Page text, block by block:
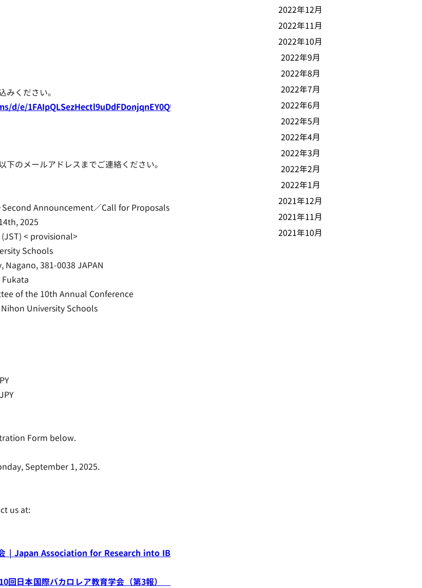
みください。
e/1FAIpQLSezHectl9uDdFDonjqnEY0QUbYXXP3Vs0QLvlPf_e-
のメールアドレスまでご連絡ください。
Announcement／Call for Proposals
2025
(JST) < provisional>
Schools
381-0038 JAPAN
Fukata
of the 10th Annual Conference
University Schools
Form below.
September 1, 2025.
us at:
| Japan Association for Research into IB
回日本国際バカロレア教育学会（第3報）
2022年12月
2022年11月
2022年10月
2022年9月
2022年8月
2022年7月
2022年6月
2022年5月
2022年4月
2022年3月
2022年2月
2022年1月
2021年12月
2021年11月
2021年10月